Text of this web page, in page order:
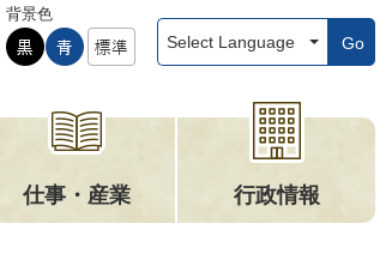
背景色
Go
仕事・産業 行政情報